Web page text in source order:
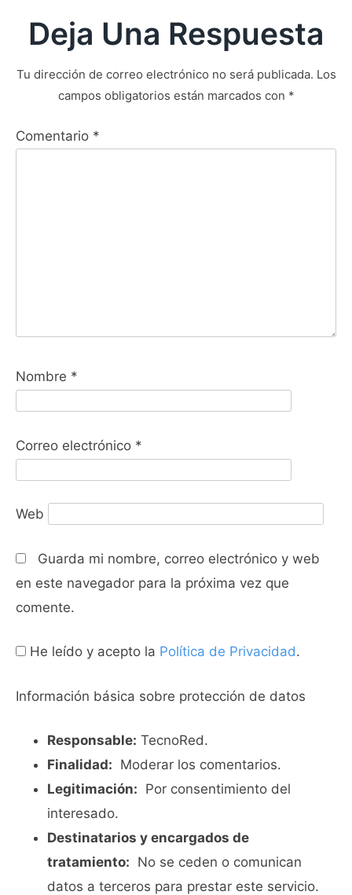
Deja Una Respuesta
Tu dirección de correo electrónico no será publicada. Los
campos obligatorios están marcados con *
Comentario *
Nombre *
Correo electrónico *
Web
Guarda mi nombre, correo electrónico y web
en este navegador para la próxima vez que
comente.
He leído y acepto la Política de Privacidad.
Información básica sobre protección de datos
Responsable: TecnoRed.
Finalidad: Moderar los comentarios.
Legitimación: Por consentimiento del
interesado.
Destinatarios y encargados de
tratamiento: No se ceden o comunican
datos a terceros para prestar este servicio.